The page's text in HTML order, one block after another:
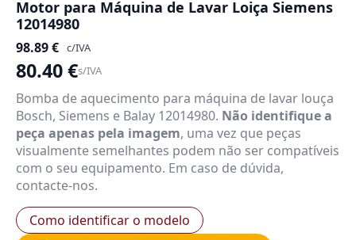
Motor para Máquina de Lavar Loiça Siemens
12014980
98.89€ c/IVA
80.40€s/IVA
Bomba de aquecimento para máquina de lavar louça
Bosch, Siemens e Balay 12014980. Não identifique a
peça apenas pela imagem, uma vez que peças
visualmente semelhantes podem não ser compatíveis
com o seu equipamento. Em caso de dúvida,
contacte-nos.
Como identificar o modelo